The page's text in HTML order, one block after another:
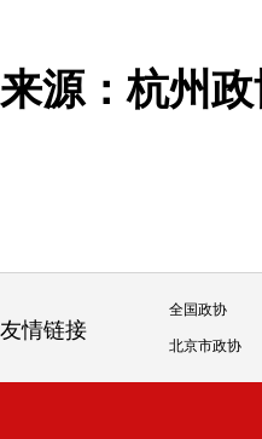
来源：杭州
友情链接
全国政协
北京市政协